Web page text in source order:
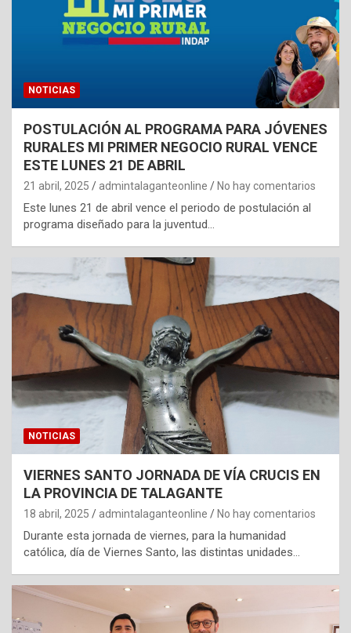
NOTICIAS
POSTULACIÓN AL PROGRAMA PARA JÓVENES
RURALES MI PRIMER NEGOCIO RURAL VENCE
ESTE LUNES 21 DE ABRIL
21 abril, 2025 admintalaganteonline No hay comentarios
Este lunes 21 de abril vence el periodo de postulación al
programa diseñado para la juventud…
NOTICIAS
VIERNES SANTO JORNADA DE VÍA CRUCIS EN
LA PROVINCIA DE TALAGANTE
18 abril, 2025 admintalaganteonline No hay comentarios
Durante esta jornada de viernes, para la humanidad
católica, día de Viernes Santo, las distintas unidades…